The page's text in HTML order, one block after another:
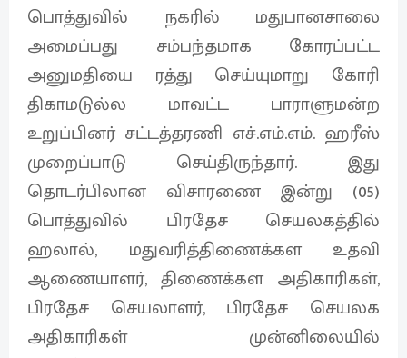
பொத்துவில் நகரில் மதுபானசாலை
அமைப்பது சம்பந்தமாக கோரப்பட்ட
அனுமதியை ரத்து செய்யுமாறு கோரி
திகாமடுல்ல மாவட்ட பாராளுமன்ற
உறுப்பினர் சட்டத்தரணி எச்.எம்.எம். ஹரீஸ்
முறைப்பாடு செய்திருந்தார். இது
தொடர்பிலான விசாரணை இன்று (05)
பொத்துவில் பிரதேச செயலகத்தில்
ஹலால், மதுவரித்திணைக்கள உதவி
ஆணையாளர், திணைக்கள அதிகாரிகள்,
பிரதேச செயலாளர், பிரதேச செயலக
அதிகாரிகள் முன்னிலையில்